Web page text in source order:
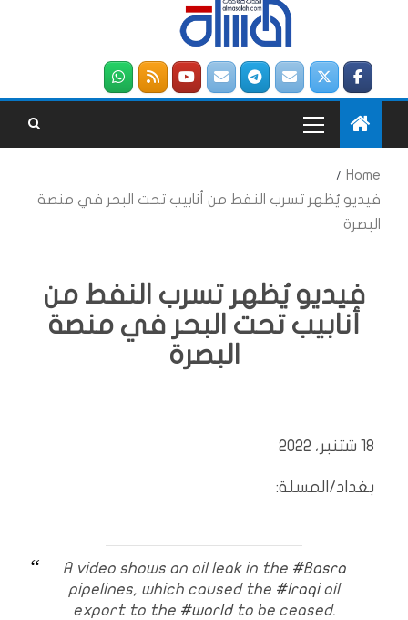
Home
فيديو يُظهر تسرب النفط من أنابيب تحت البحر في منصة
البصرة
فيديو يُظهر تسرب النفط من
أنابيب تحت البحر في منصة
البصرة
18 شتنبر، 2022
بغداد/المسلة:
A video shows an oil leak in the #Basra
pipelines, which caused the #Iraqioil
export to the #worldto be ceased.